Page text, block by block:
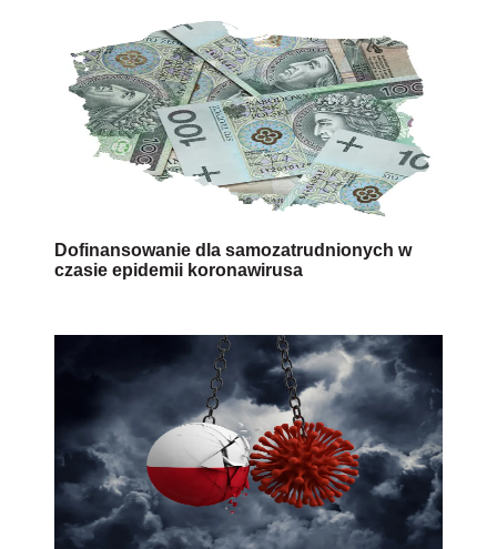
Dofinansowanie dla samozatrudnionych w
czasie epidemii koronawirusa